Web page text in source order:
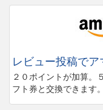
レビュー投稿でア
２０ポイントが加算。
フト券と交換できます。